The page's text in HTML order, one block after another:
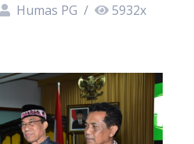
Humas PG / 5932x